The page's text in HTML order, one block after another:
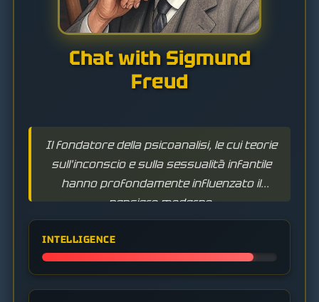
Chat with Sigmund
Freud
Il fondatore della psicoanalisi, le cui teorie
sull'inconscio e sulla sessualità infantile
hanno profondamente influenzato il
pensiero moderno.
INTELLIGENCE